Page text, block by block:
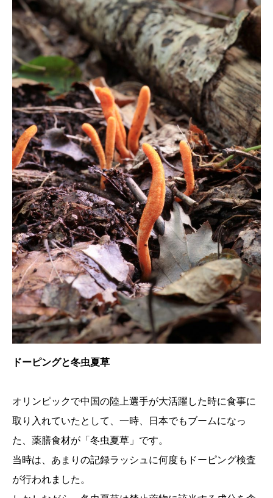
ドーピングと冬虫夏草
オリンピックで中国の陸上選手が大活躍した時に食事に
取り入れていたとして、一時、日本でもブームになっ
た、薬膳食材が「冬虫夏草」です。
当時は、あまりの記録ラッシュに何度もドーピング検査
が行われました。